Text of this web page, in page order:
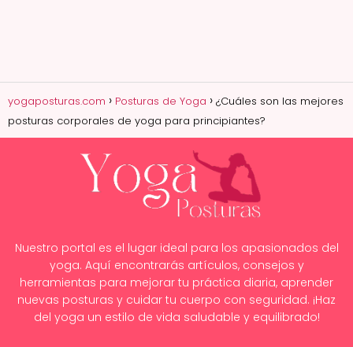
yogaposturas.com Posturas de Yoga
¿Cuáles son las mejores
posturas corporales de yoga para principiantes?
Nuestro portal es el lugar ideal para los apasionados del
yoga. Aquí encontrarás artículos, consejos y
herramientas para mejorar tu práctica diaria, aprender
nuevas posturas y cuidar tu cuerpo con seguridad. ¡Haz
del yoga un estilo de vida saludable y equilibrado!